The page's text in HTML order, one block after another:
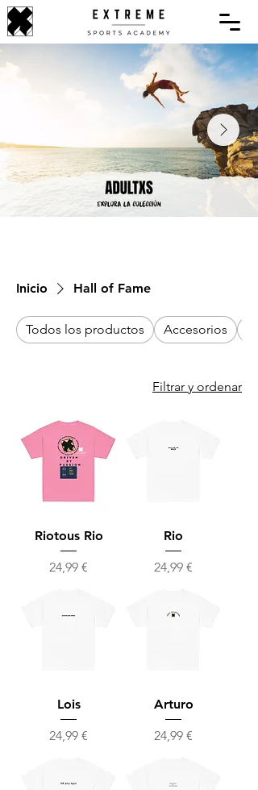
Inicio Hall of Fame
Todos los productos Accesorios
Filtrar y ordenar
Riotous Rio
Precio
24,99 €
Rio
Precio
24,99 €
Lois
Precio
24,99 €
Arturo
Precio
24,99 €